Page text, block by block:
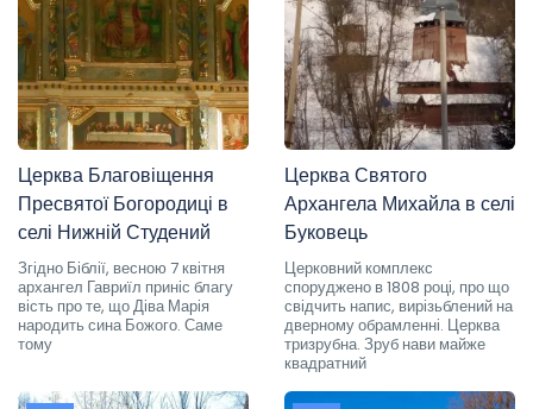
Церква Благовіщення
Пресвятої Богородиці в
селі Нижній Студений
Згідно Біблії, весною 7 квітня
архангел Гавриїл приніс благу
вість про те, що Діва Марія
народить сина Божого. Саме
тому
Церква Святого
Архангела Михайла в селі
Буковець
Церковний комплекс
споруджено в 1808 році, про що
свідчить напис, вирізьблений на
дверному обрамленні. Церква
тризрубна. Зруб нави майже
квадратний